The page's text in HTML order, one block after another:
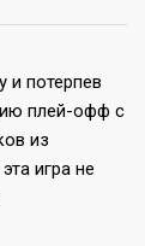
и потерпев
плей-офф с
из
игра не